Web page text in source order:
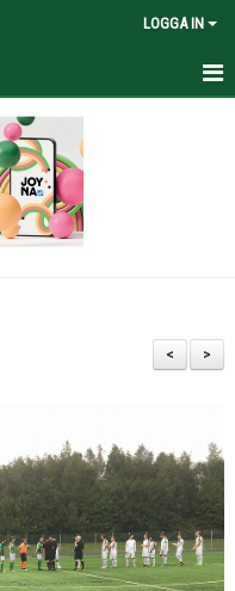
LOGGA IN
>
<